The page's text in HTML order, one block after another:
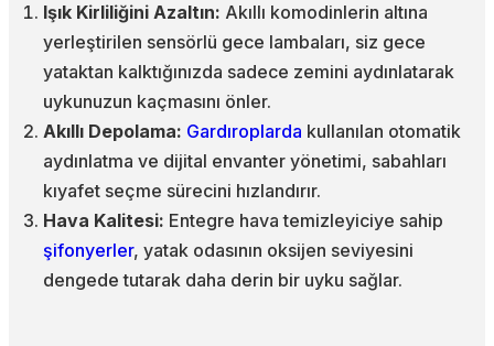
Işık Kirliliğini Azaltın: Akıllı komodinlerin altına
yerleştirilen sensörlü gece lambaları, siz gece
yataktan kalktığınızda sadece zemini aydınlatarak
uykunuzun kaçmasını önler.
Akıllı Depolama: Gardıroplarda kullanılan otomatik
aydınlatma ve dijital envanter yönetimi, sabahları
kıyafet seçme sürecini hızlandırır.
Hava Kalitesi: Entegre hava temizleyiciye sahip
şifonyerler, yatak odasının oksijen seviyesini
dengede tutarak daha derin bir uyku sağlar.